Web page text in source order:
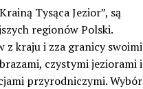
Tysąca Jezior”, są
regionów Polski.
z kraju i zza granicy swoimi
czystymi jeziorami i
przyrodniczymi. Wybór